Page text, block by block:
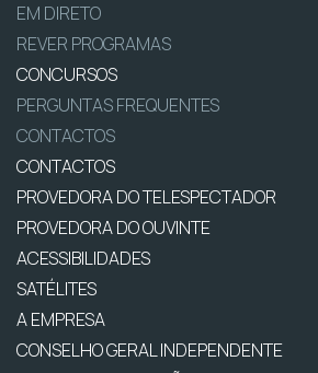
EM DIRETO
REVER PROGRAMAS
CONCURSOS
PERGUNTAS FREQUENTES
CONTACTOS
CONTACTOS
PROVEDORA DO TELESPECTADOR
PROVEDORA DO OUVINTE
ACESSIBILIDADES
SATÉLITES
A EMPRESA
CONSELHO GERAL INDEPENDENTE